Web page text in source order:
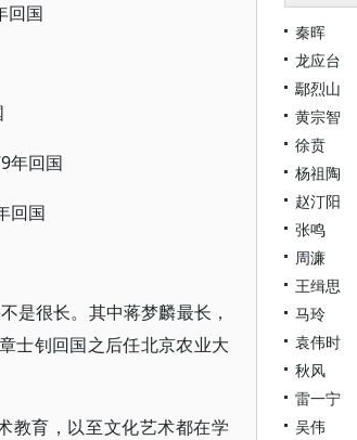
回国
年回国
回国
是很长。其中蒋梦麟最长，
士钊回国之后任北京农业大
教育，以至文化艺术都在学
秦晖
龙应台
鄢烈山
黄宗智
徐贲
杨祖陶
赵汀阳
张鸣
周濂
王缉思
马玲
袁伟时
秋风
雷一宁
吴伟